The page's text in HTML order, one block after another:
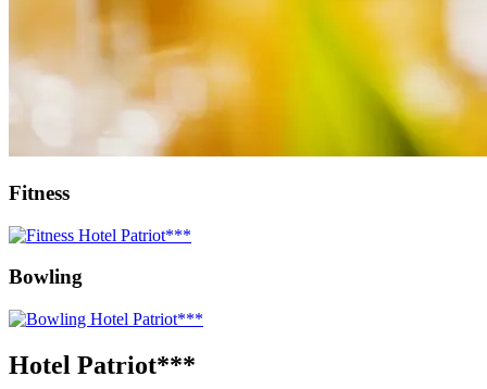
Fitness
Bowling
Hotel Patriot***